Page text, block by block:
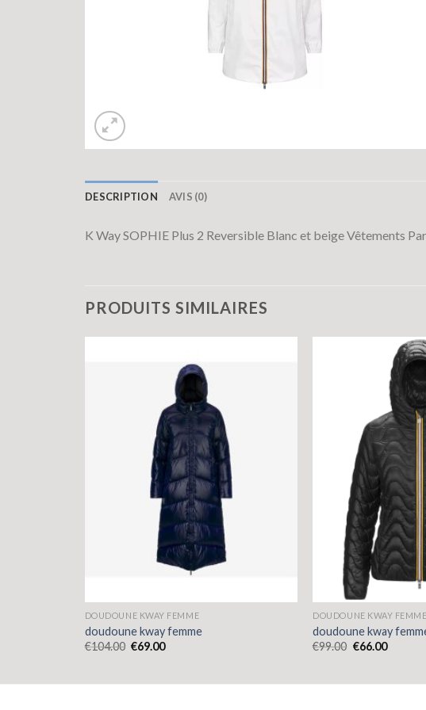
DESCRIPTION AVIS (0)
K Way SOPHIE Plus 2 Reversible Blanc et beige Vêtements
PRODUITS SIMILAIRES
DOUDOUNE KWAY FEMME
doudoune kway femme
€104.00 €69.00
DOUDOUNE KWAY FEMME
doudoune kway
€99.00 €66.00